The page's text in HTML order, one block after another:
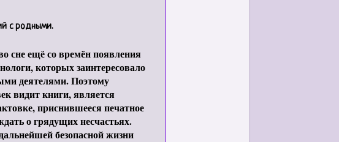
с родными.
сне ещё со времён появления
которых заинтересовало
деятелями. Поэтому
видит книги, является
приснившееся печатное
о грядущих несчастьях.
безопасной жизни